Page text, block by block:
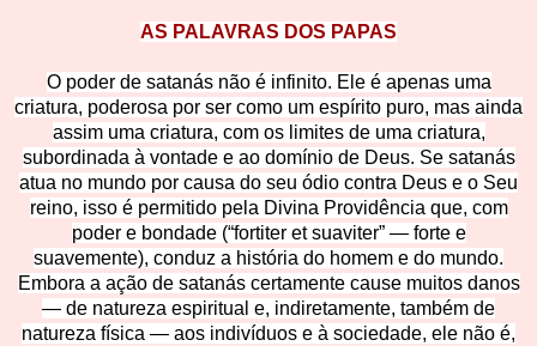
AS PALAVRAS DOS PAPAS
O poder de satanás não é infinito. Ele é apenas uma
criatura, poderosa por ser como um espírito puro, mas ainda
assim uma criatura, com os limites de uma criatura,
subordinada à vontade e ao domínio de Deus. Se satanás
atua no mundo por causa do seu ódio contra Deus e o Seu
reino, isso é permitido pela Divina Providência que, com
poder e bondade (“fortiter et suaviter” — forte e
suavemente), conduz a história do homem e do mundo.
Embora a ação de satanás certamente cause muitos danos
— de natureza espiritual e, indiretamente, também de
natureza física — aos indivíduos e à sociedade, ele não é,